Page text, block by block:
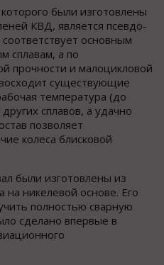
были изготовлены
КВД, является псевдо-
основным
сплавам, а по
прочности и малоцикловой
существующие
температура (до
сплавов, а удачно
позволяет
колеса блисковой
были изготовлены из
на никелевой основе. Его
полностью сварную
сделано впервые в